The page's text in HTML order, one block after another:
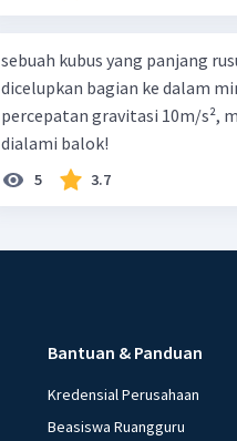
sebuah kubus yang panjang
dicelupkan bagian ke dalam
percepatan gravitasi 10m/s²,
dialami balok!
5 3.7
Bantuan & Panduan
Kredensial Perusahaan
Beasiswa Ruangguru